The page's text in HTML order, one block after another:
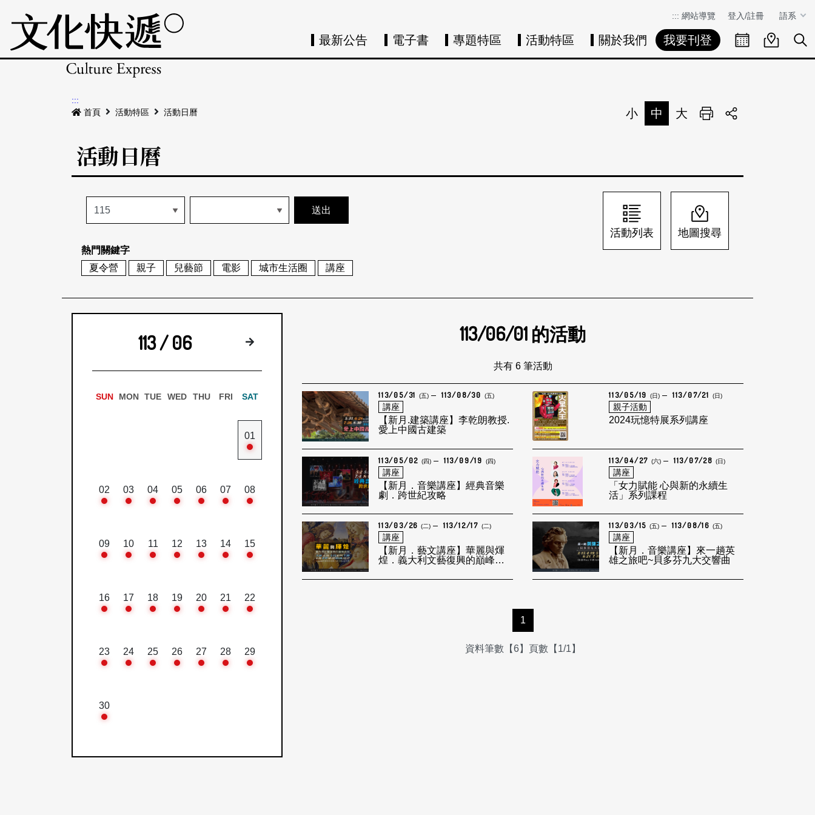
::: 網站導覽 登入/註冊 語系
最新公告 電子書 專題特區 活動特區 關於我們 我要刊登 活動日曆活動地圖展
:::
首頁
活動特區 活動日曆 小 中 大 列印
活動日曆
熱門關鍵字
夏令營
親子 兒藝節 電影 城市生活圈 講座
活動列表 地圖搜尋
113 / 06 下個月
SUN MON TUE WED THU FRI SAT
01
02 03 04 05 06 07 08
09 10 11 12 13 14 15
16 17 18 19 20 21 22
23 24 25 26 27 28 29
30
113/06/01 的活動
共有 6 筆活動
113/05/31 (五) 113/08/30 (五)
講座
【新月.建築講座】李乾朗教授.
愛上中國古建築
113/05/19 (日) 113/07/21 (日)
親子活動
2024玩憶特展系列講座
113/05/02 (四) 113/09/19 (四)
講座
【新月．音樂講座】經典音樂
劇．跨世紀攻略
113/04/27 (六) 113/07/28 (日)
講座
「女力賦能 心與新的永續生
活」系列課程
113/03/26 (二) 113/12/17 (二)
講座
【新月．藝文講座】華麗與煇
煌．義大利文藝復興的巔峰時
113/03/15 (五) 113/08/16 (五)
講座
【新月．音樂講座】來一趟英
雄之旅吧~貝多芬九大交響曲
1
資料筆數【6】頁數【1/1】